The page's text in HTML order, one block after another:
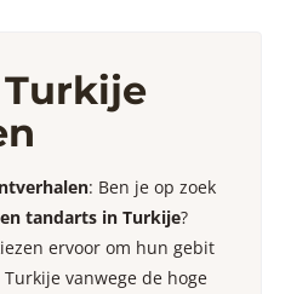
: Ben je op zoek
tandarts in Turkije?
ervoor om hun gebit
vanwege de hoge